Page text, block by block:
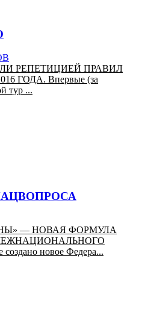
РЕПЕТИЦИЕЙ ПРАВИЛ
ГОДА. Впервые (за
тур ...
— НОВАЯ ФОРМУЛА
новое Федера...